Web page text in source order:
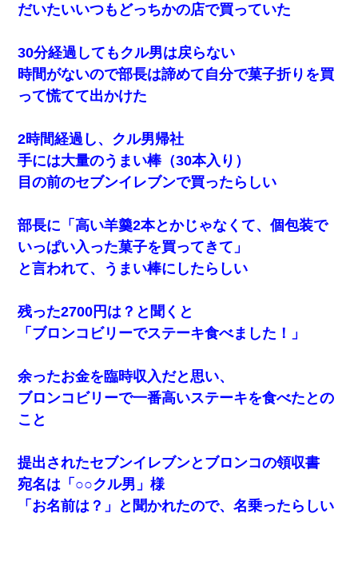
だいたいいつもどっちかの店で買っていた
30分経過してもクル男は戻らない
時間がないので部長は諦めて自分で菓子折りを買
って慌てて出かけた
2時間経過し、クル男帰社
手には大量のうまい棒（30本入り）
目の前のセブンイレブンで買ったらしい
部長に「高い羊羹2本とかじゃなくて、個包装で
いっぱい入った菓子を買ってきて」
と言われて、うまい棒にしたらしい
残った2700円は？と聞くと
「ブロンコビリーでステーキ食べました！」
余ったお金を臨時収入だと思い、
ブロンコビリーで一番高いステーキを食べたとの
こと
提出されたセブンイレブンとブロンコの領収書
宛名は「○○クル男」様
「お名前は？」と聞かれたので、名乗ったらしい